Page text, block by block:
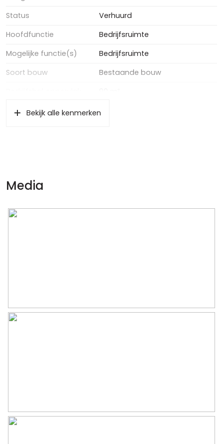
Status
Verhuurd
Hoofdfunctie
Bedrijfsruimte
Mogelijke functie(s)
Bedrijfsruimte
Soort bouw
Bestaande bouw
Parkeergelegenheid
Bekijk alle kenmerken
Media